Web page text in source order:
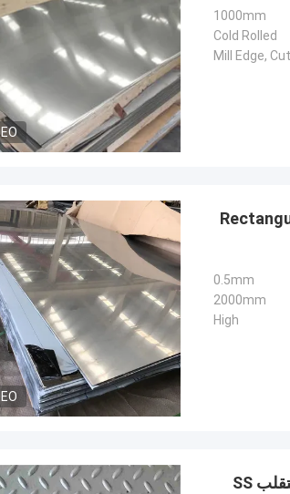
1000mm
Cold Rolled
Mill Edge,
0.5mm
2000mm
High
2.5 مم 3 مم 201316 صفائح الماس الفولاذ المقاوم للصدأ منقوشة لوحة متقلب SS